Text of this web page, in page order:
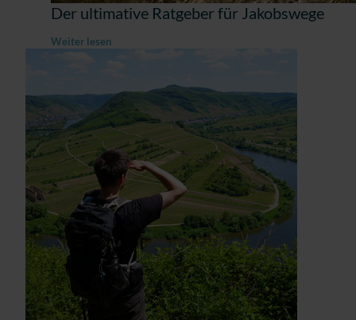
Der ultimative Ratgeber für Jakobswege
Weiter lesen